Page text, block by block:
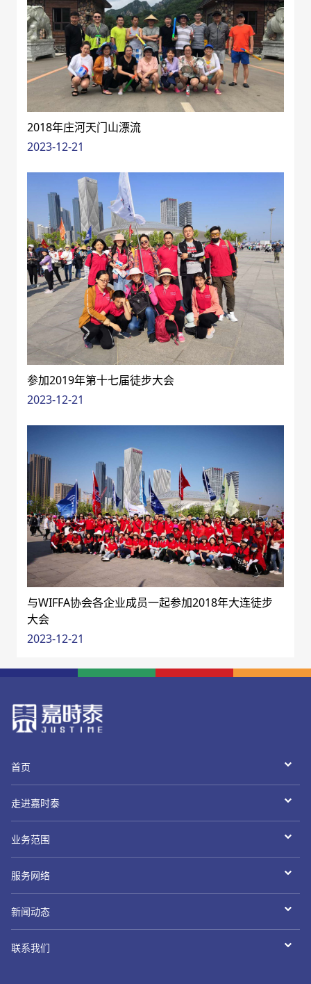
2018年庄河天门山漂流
2023-12-21
参加2019年第十七届徒步大会
2023-12-21
与WIFFA协会各企业成员一起参加2018年大连徒步
大会
2023-12-21
首页
走进嘉时泰
业务范围
服务网络
新闻动态
联系我们